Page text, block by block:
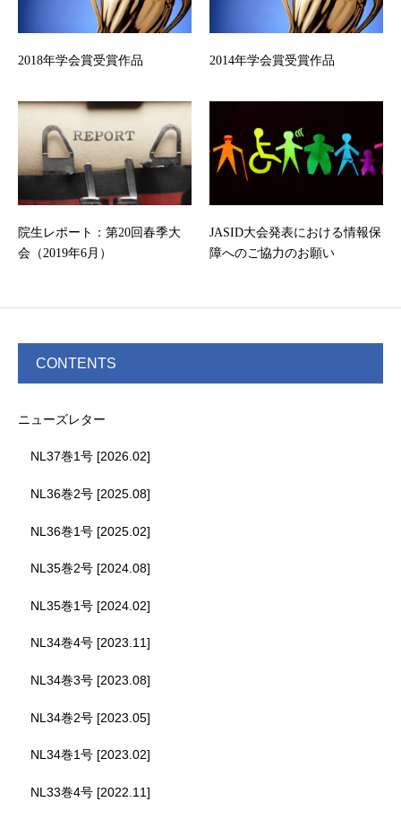
2018年学会賞受賞作品 2014年学会賞受賞作品
院生レポート：第20回春季大
会（2019年6月）
JASID大会発表における情報保
障へのご協力のお願い
CONTENTS
ニューズレター
NL37巻1号 [2026.02]
NL36巻2号 [2025.08]
NL36巻1号 [2025.02]
NL35巻2号 [2024.08]
NL35巻1号 [2024.02]
NL34巻4号 [2023.11]
NL34巻3号 [2023.08]
NL34巻2号 [2023.05]
NL34巻1号 [2023.02]
NL33巻4号 [2022.11]